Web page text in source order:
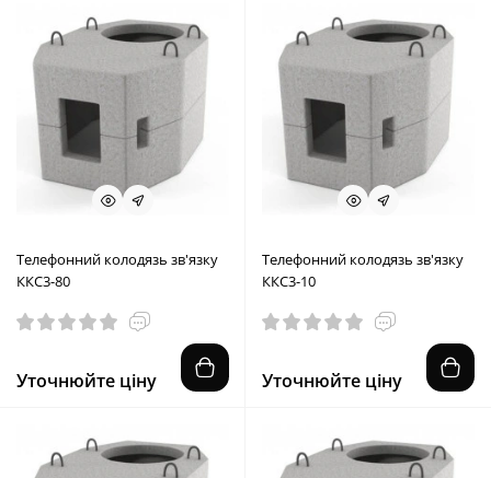
Телефонний колодязь зв'язку
ККС3-80
Уточнюйте ціну
Телефонний колодязь зв'язку
ККС3-10
Уточнюйте ціну